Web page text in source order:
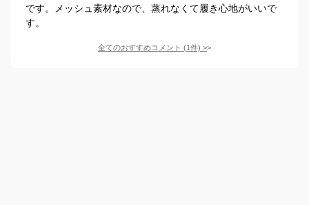
です。メッシュ素材なので、蒸れなくて履き心地がいいで
す。
全てのおすすめコメント (1件) >